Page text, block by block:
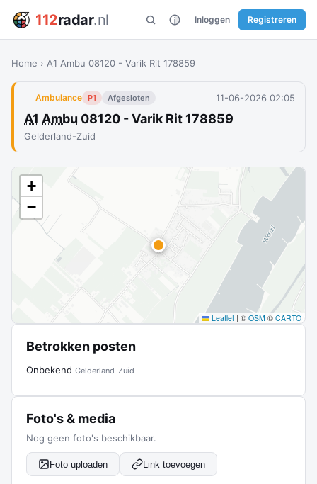
112radar.nl Inloggen Registreren
Home › A1 Ambu 08120 - Varik Rit 178859
Ambulance P1 Afgesloten 11-06-2026 02:05
A1 Ambu 08120 - Varik Rit 178859
Gelderland-Zuid
+
−
Leaflet | © OSM © CARTO
Betrokken posten
Onbekend Gelderland-Zuid
Foto's & media
Nog geen foto's beschikbaar.
Foto uploaden Link toevoegen